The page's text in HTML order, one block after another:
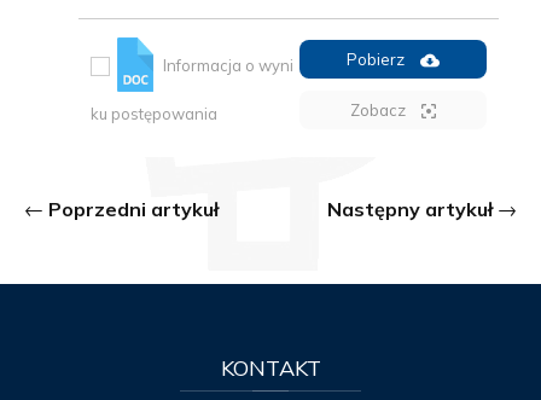
Informacja o wyni
ku postępowania
Pobierz
Zobacz
Poprzedni artykuł Następny artykuł
KONTAKT